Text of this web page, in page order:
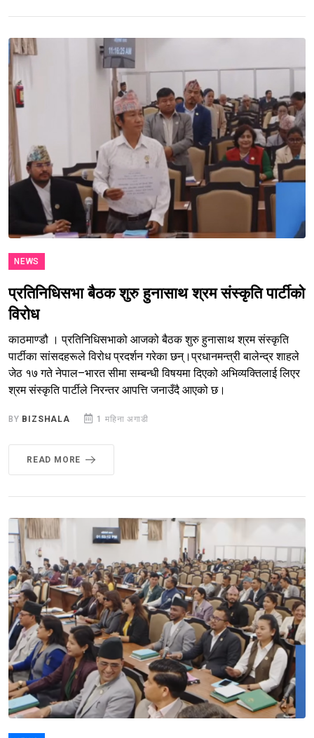
NEWS
प्रतिनिधिसभा बैठक शुरु हुनासाथ श्रम संस्कृति पार्टीको
विरोध
काठमाण्डौ । प्रतिनिधिसभाको आजको बैठक शुरु हुनासाथ श्रम संस्कृति
पार्टीका सांसदहरूले विरोध प्रदर्शन गरेका छन्।प्रधानमन्त्री बालेन्द्र शाहले
जेठ १७ गते नेपाल–भारत सीमा सम्बन्धी विषयमा दिएको अभिव्यक्तिलाई लिएर
श्रम संस्कृति पार्टीले निरन्तर आपत्ति जनाउँदै आएको छ।
BY BIZSHALA 1 महिना अगाडी
READ MORE